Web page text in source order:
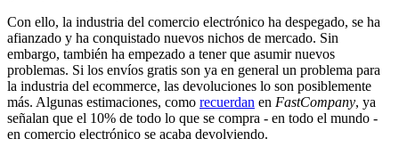
Con ello, la industria del comercio electrónico ha despegado, se ha
afianzado y ha conquistado nuevos nichos de mercado. Sin
embargo, también ha empezado a tener que asumir nuevos
problemas. Si los envíos gratis son ya en general un problema para
la industria del ecommerce, las devoluciones lo son posiblemente
más. Algunas estimaciones, como recuerdan en FastCompany, ya
señalan que el 10% de todo lo que se compra - en todo el mundo -
en comercio electrónico se acaba devolviendo.